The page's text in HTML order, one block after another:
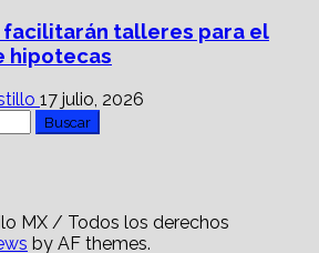
facilitarán talleres para el
hipotecas
17 julio, 2026
MX / Todos los derechos
by AF themes.